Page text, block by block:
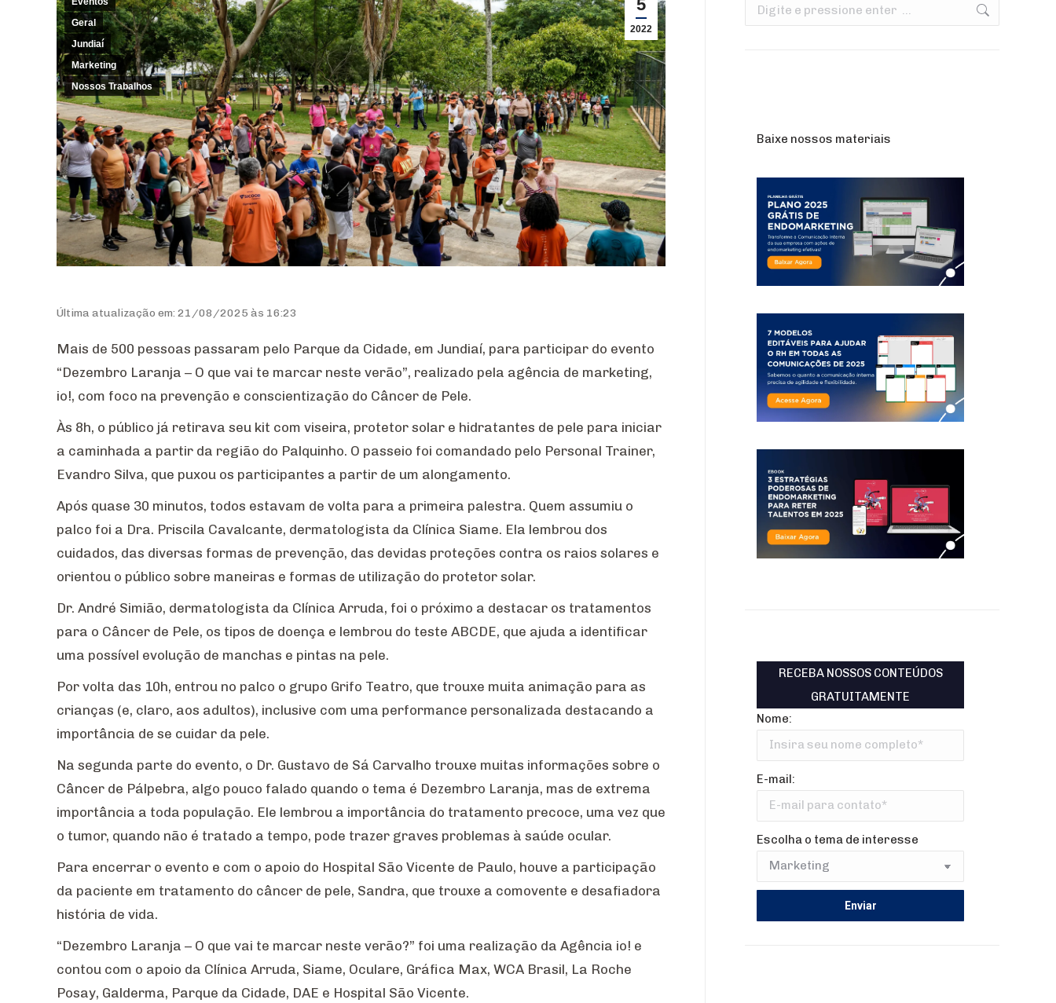
5
2022
Geral
Jundiaí
Marketing
Nossos Trabalhos
Última atualização em: 21/08/2025 às 16:23
Mais de 500 pessoas passaram pelo Parque da Cidade, em Jundiaí, para participar do evento
“Dezembro Laranja – O que vai te marcar neste verão”, realizado pela agência de marketing,
io!, com foco na prevenção e conscientização do Câncer de Pele.
Às 8h, o público já retirava seu kit com viseira, protetor solar e hidratantes de pele para iniciar
a caminhada a partir da região do Palquinho. O passeio foi comandado pelo Personal Trainer,
Evandro Silva, que puxou os participantes a partir de um alongamento.
Após quase 30 minutos, todos estavam de volta para a primeira palestra. Quem assumiu o
palco foi a Dra. Priscila Cavalcante, dermatologista da Clínica Siame. Ela lembrou dos
cuidados, das diversas formas de prevenção, das devidas proteções contra os raios solares e
orientou o público sobre maneiras e formas de utilização do protetor solar.
Dr. André Simião, dermatologista da Clínica Arruda, foi o próximo a destacar os tratamentos
para o Câncer de Pele, os tipos de doença e lembrou do teste ABCDE, que ajuda a identificar
uma possível evolução de manchas e pintas na pele.
Por volta das 10h, entrou no palco o grupo Grifo Teatro, que trouxe muita animação para as
crianças (e, claro, aos adultos), inclusive com uma performance personalizada destacando a
importância de se cuidar da pele.
Na segunda parte do evento, o Dr. Gustavo de Sá Carvalho trouxe muitas informações sobre o
Câncer de Pálpebra, algo pouco falado quando o tema é Dezembro Laranja, mas de extrema
importância a toda população. Ele lembrou a importância do tratamento precoce, uma vez que
o tumor, quando não é tratado a tempo, pode trazer graves problemas à saúde ocular.
Para encerrar o evento e com o apoio do Hospital São Vicente de Paulo, houve a participação
da paciente em tratamento do câncer de pele, Sandra, que trouxe a comovente e desafiadora
história de vida.
“Dezembro Laranja – O que vai te marcar neste verão?” foi uma realização da Agência io! e
contou com o apoio da Clínica Arruda, Siame, Oculare, Gráfica Max, WCA Brasil, La Roche
Posay, Galderma, Parque da Cidade, DAE e Hospital São Vicente.
Search:
Baixe nossos materiais
RECEBA NOSSOS CONTEÚDOS
GRATUITAMENTE
Nome:
E-mail:
Escolha o tema de interesse